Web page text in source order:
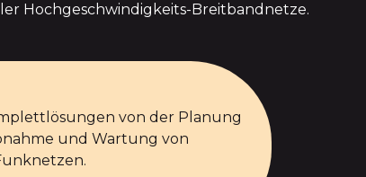
Hochgeschwindigkeits-Breitbandnetze.
von der Planung
und Wartung von